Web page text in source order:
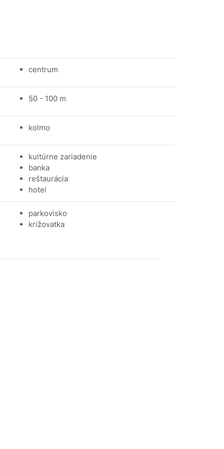
centrum
50 - 100 m
kolmo
kultúrne zariadenie
banka
reštaurácia
hotel
parkovisko
križovatka